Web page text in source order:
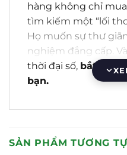
hàng không chỉ
tìm kiếm một “lối
Họ muốn sự thư
nghiệm đẳng cấp.
thời đại số, bắt đầu
bạn.
Hãy tưởng tượng
website:
SẢN PHẨM TƯƠNG TỰ